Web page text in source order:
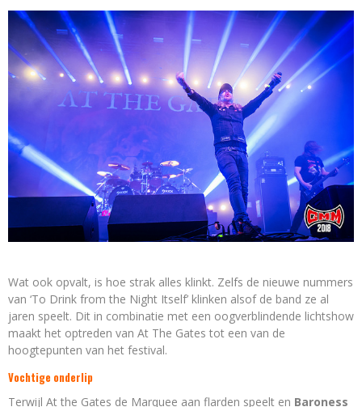
Wat ook opvalt, is hoe strak alles klinkt. Zelfs de nieuwe nummers
van ‘To Drink from the Night Itself’ klinken alsof de band ze al
jaren speelt. Dit in combinatie met een oogverblindende lichtshow
maakt het optreden van At The Gates tot een van de
hoogtepunten van het festival.
Vochtige onderlip
Terwijl At the Gates de Marquee aan flarden speelt en Baroness